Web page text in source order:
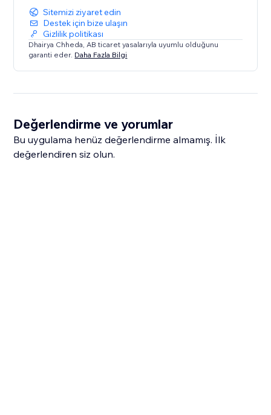
Sitemizi ziyaret edin
Destek için bize ulaşın
Gizlilik politikası
Dhairya Chheda, AB ticaret yasalarıyla uyumlu olduğunu
garanti eder. Daha Fazla Bilgi
Değerlendirme ve yorumlar
Bu uygulama henüz değerlendirme almamış. İlk
değerlendiren siz olun.